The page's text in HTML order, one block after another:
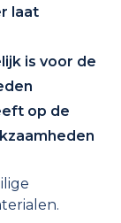
laat
is voor de
op de